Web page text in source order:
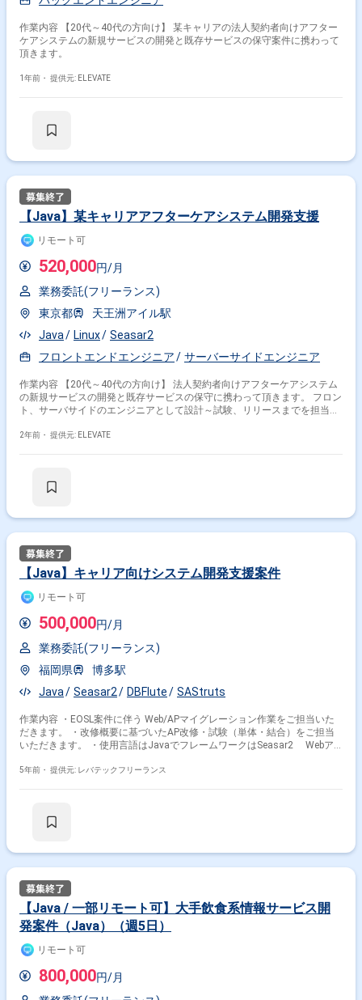
作業内容 【20代～40代の方向け】 某キャリアの法人契約者向けアフター
ケアシステムの新規サービスの開発と既存サービスの保守案件に携わって
頂きます。
1年前・ 提供元: ELEVATE
【Java】某キャリアアフターケアシステム開発支援
リモート可
520,000円/月
業務委託(フリーランス)
東京都
天王洲アイル駅
Java
Linux
Seasar2
フロントエンドエンジニア
サーバーサイドエンジニア
作業内容 【20代～40代の方向け】 法人契約者向けアフターケアシステム
の新規サービスの開発と既存サービスの保守に携わって頂きます。 フロン
ト、サーバサイドのエンジニアとして設計～試験、リリースまでを担当し
2年前・ 提供元: ELEVATE
【Java】キャリア向けシステム開発支援案件
リモート可
500,000円/月
業務委託(フリーランス)
福岡県
博多駅
Java
Seasar2 DBFlute SAStruts
作業内容 ・EOSL案件に伴う Web/APマイグレーション作業をご担当いた
だきます。 ・改修概要に基づいたAP改修・試験（単体・結合）をご担当
いただきます。 ・使用言語はJavaでフレームワークはSeasar2 Webア
はOracle12c APサーバ：Wildflyを使用致します。
5年前・ 提供元: レバテックフリーランス
【Java / 一部リモート可】大手飲食系情報サービス開
発案件（Java）（週5日）
リモート可
800,000円/月
その他の条件で検索する